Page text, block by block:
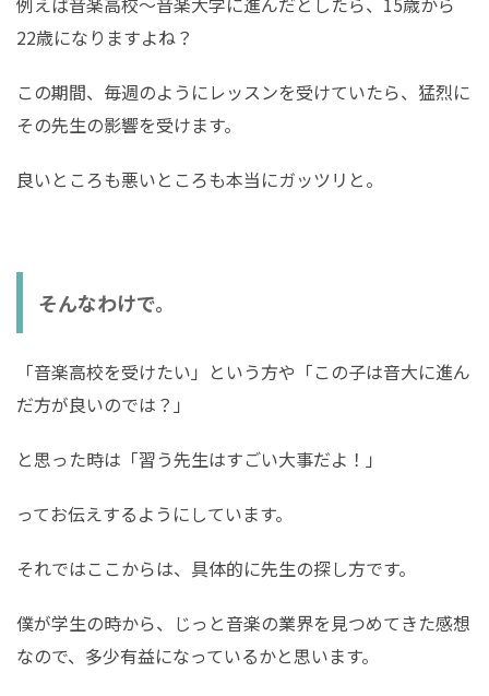
22歳になりますよね？
この期間、毎週のようにレッスンを受けていたら、猛烈に
その先生の影響を受けます。
良いところも悪いところも本当にガッツリと。
そんなわけで。
「音楽高校を受けたい」という方や「この子は音大に進ん
だ方が良いのでは？」
と思った時は「習う先生はすごい大事だよ！」
ってお伝えするようにしています。
それではここからは、具体的に先生の探し方です。
僕が学生の時から、じっと音楽の業界を見つめてきた感想
なので、多少有益になっているかと思います。